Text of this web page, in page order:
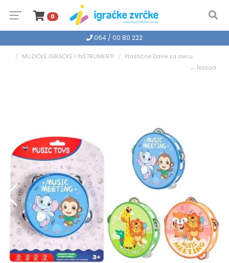
0
064 / 00 80 222
MUZIČKE IGRAČKE I INSTRUMENTI
Plastične Daire za decu
← Nazad